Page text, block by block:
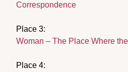
Correspondence
Place 3:
Woman – The Place Where
Place 4: